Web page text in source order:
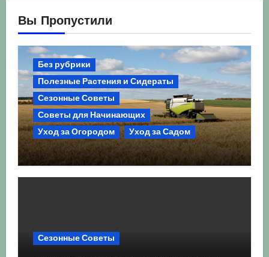
Вы Пропустили
Без рубрики
Полезные Растения и Сидераты
Сезонные Советы
Советы для Начинающих
Уход за Огородом
Уход за Садом
Агрокультура України осінь 2026:
Сезонные Советы